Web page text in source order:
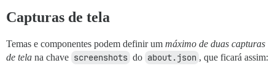
Capturas de tela
Temas e componentes podem definir um máximo de duas capturas
de tela na chave screenshots do about.json , que ficará assim: